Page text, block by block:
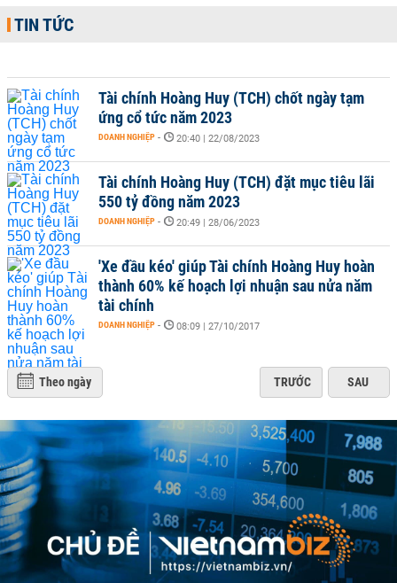
TIN TỨC
Tài chính Hoàng Huy (TCH) chốt ngày tạm
ứng cổ tức năm 2023
DOANH NGHIỆP - 20:40 | 22/08/2023
Tài chính Hoàng Huy (TCH) đặt mục tiêu lãi
550 tỷ đồng năm 2023
DOANH NGHIỆP - 20:49 | 28/06/2023
'Xe đầu kéo' giúp Tài chính Hoàng Huy hoàn
thành 60% kế hoạch lợi nhuận sau nửa năm
tài chính
DOANH NGHIỆP - 08:09 | 27/10/2017
Theo ngày TRƯỚC SAU